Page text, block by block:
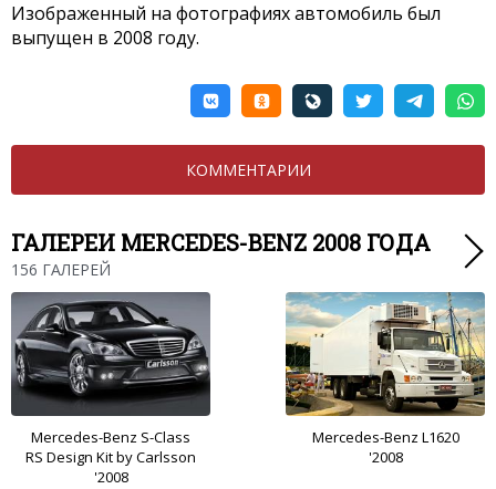
Изображенный на фотографиях автомобиль был
выпущен в 2008 году.
КОММЕНТАРИИ
ГАЛЕРЕИ MERCEDES-BENZ 2008 ГОДА
156 ГАЛЕРЕЙ
Mercedes-Benz S-Class
RS Design Kit by Carlsson
'2008
Mercedes-Benz L1620
'2008